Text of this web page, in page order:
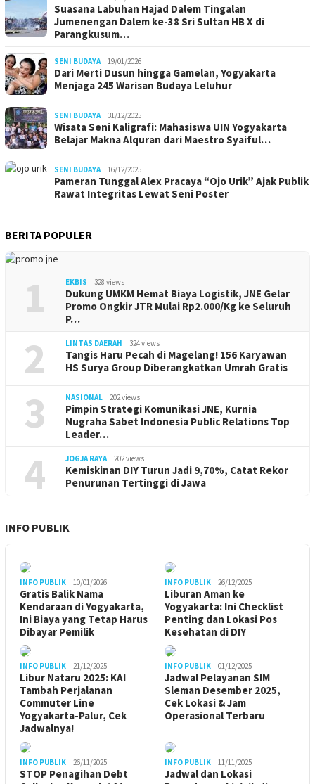
Suasana Labuhan Hajad Dalem Tingalan
Jumenengan Dalem ke-38 Sri Sultan HB X di
Parangkusum…
SENI BUDAYA 19/01/2026
Dari Merti Dusun hingga Gamelan, Yogyakarta
Menjaga 245 Warisan Budaya Leluhur
SENI BUDAYA 31/12/2025
Wisata Seni Kaligrafi: Mahasiswa UIN Yogyakarta
Belajar Makna Alquran dari Maestro Syaiful…
SENI BUDAYA 16/12/2025
Pameran Tunggal Alex Pracaya “Ojo Urik” Ajak Publik
Rawat Integritas Lewat Seni Poster
BERITA POPULER
1 EKBIS 328 views
Dukung UMKM Hemat Biaya Logistik, JNE Gelar
Promo Ongkir JTR Mulai Rp2.000/Kg ke Seluruh
P…
2 LINTAS DAERAH 324 views
Tangis Haru Pecah di Magelang! 156 Karyawan
HS Surya Group Diberangkatkan Umrah Gratis
3 NASIONAL 202 views
Pimpin Strategi Komunikasi JNE, Kurnia
Nugraha Sabet Indonesia Public Relations Top
Leader…
4 JOGJA RAYA 202 views
Kemiskinan DIY Turun Jadi 9,70%, Catat Rekor
Penurunan Tertinggi di Jawa
INFO PUBLIK
INFO PUBLIK 10/01/2026
Gratis Balik Nama
Kendaraan di Yogyakarta,
Ini Biaya yang Tetap Harus
Dibayar Pemilik
INFO PUBLIK 26/12/2025
Liburan Aman ke
Yogyakarta: Ini Checklist
Penting dan Lokasi Pos
Kesehatan di DIY
INFO PUBLIK 21/12/2025
Libur Nataru 2025: KAI
Tambah Perjalanan
Commuter Line
Yogyakarta-Palur, Cek
Jadwalnya!
INFO PUBLIK 01/12/2025
Jadwal Pelayanan SIM
Sleman Desember 2025,
Cek Lokasi & Jam
Operasional Terbaru
INFO PUBLIK 26/11/2025
STOP Penagihan Debt
INFO PUBLIK 11/11/2025
Jadwal dan Lokasi